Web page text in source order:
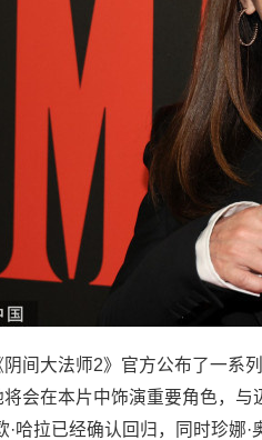
间大法师2》官方公布了一系
会在本片中饰演重要角色，与
·哈拉已经确认回归，同时珍娜